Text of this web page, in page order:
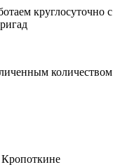
круглосуточно с
количеством